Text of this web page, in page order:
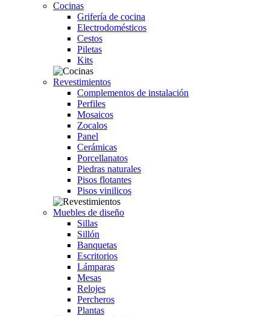
Cocinas
Grifería de cocina
Electrodomésticos
Cestos
Piletas
Kits
Revestimientos
Complementos de instalación
Perfiles
Mosaicos
Zocalos
Panel
Cerámicas
Porcellanatos
Piedras naturales
Pisos flotantes
Pisos vinilicos
Muebles de diseño
Sillas
Sillón
Banquetas
Escritorios
Lámparas
Mesas
Relojes
Percheros
Plantas